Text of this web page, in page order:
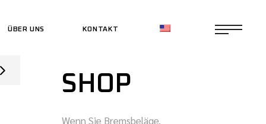
ÜBER UNS KONTAKT
SHOP
SHOP
Wenn Sie Bremsbeläge,